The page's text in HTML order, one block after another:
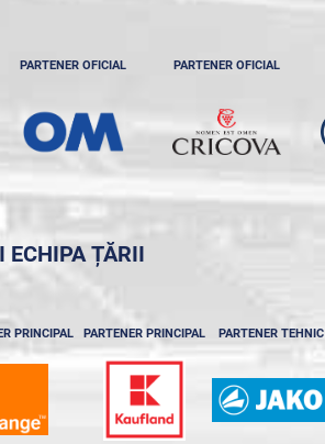
PARTENER OFICIAL PARTENER OFICIAL
ECHIPA ȚĂRII
PRINCIPAL PARTENER PRINCIPAL PARTENER TEHNIC